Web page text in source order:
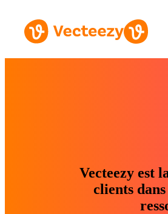
Vecteezy est
clients